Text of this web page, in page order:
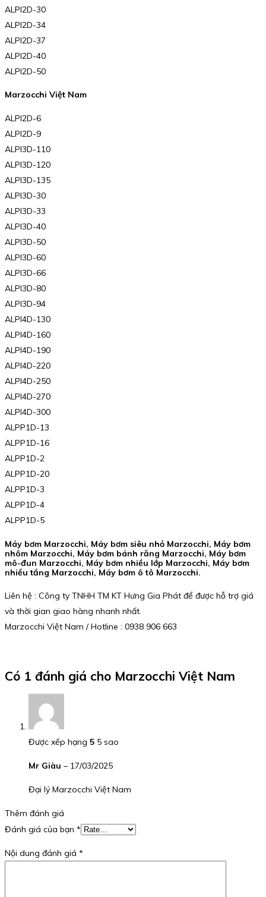
ALPI2D-30
ALPI2D-34
ALPI2D-37
ALPI2D-40
ALPI2D-50
Marzocchi Việt Nam
ALPI2D-6
ALPI2D-9
ALPI3D-110
ALPI3D-120
ALPI3D-135
ALPI3D-30
ALPI3D-33
ALPI3D-40
ALPI3D-50
ALPI3D-60
ALPI3D-66
ALPI3D-80
ALPI3D-94
ALPI4D-130
ALPI4D-160
ALPI4D-190
ALPI4D-220
ALPI4D-250
ALPI4D-270
ALPI4D-300
ALPP1D-13
ALPP1D-16
ALPP1D-2
ALPP1D-20
ALPP1D-3
ALPP1D-4
ALPP1D-5
Máy bơm Marzocchi, Máy bơm siêu nhỏ Marzocchi, Máy bơm
nhôm Marzocchi, Máy bơm bánh răng Marzocchi, Máy bơm
mô-đun Marzocchi, Máy bơm nhiều lớp Marzocchi, Máy bơm
nhiều tầng Marzocchi, Máy bơm ô tô Marzocchi.
Liên hệ : Công ty TNHH TM KT Hưng Gia Phát để được hỗ trợ giá
và thời gian giao hàng nhanh nhất.
Marzocchi Việt Nam / Hotline : 0938 906 663
Có 1 đánh giá cho Marzocchi Việt Nam
Được xếp hạng 5 5 sao
Mr Giàu – 17/03/2025
Đại lý Marzocchi Việt Nam
Thêm đánh giá
Đánh giá của bạn *
Nội dung đánh giá *